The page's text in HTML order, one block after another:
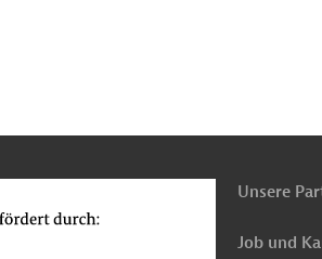
PRO202408141811486 (1)
PRO202408141811486 - Annex
Unsere
Job und